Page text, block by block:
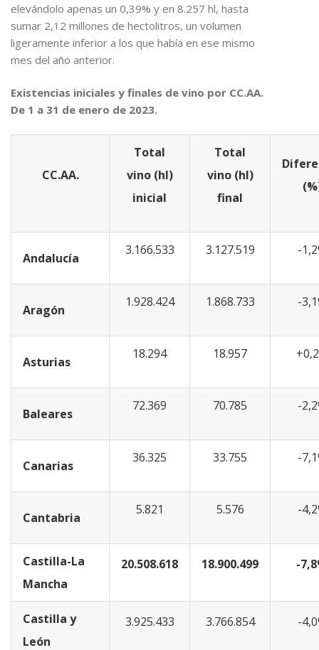
elevándolo apenas un 0,39% y en 8.257 hl, hasta
sumar 2,12 millones de hectolitros, un volumen
ligeramente inferior a los que había en ese mismo
mes del año anterior.
Existencias iniciales y finales de vino por CC.AA.
De 1 a 31 de enero de 2023.
CC.AA.
Total
vino (hl)
inicial
Total
vino (hl)
final
Andalucía
3.166.533 3.127.519 -
Aragón
1.928.424 1.868.733 -
Asturias
18.294 18.957
Baleares
72.369 70.785 -
Canarias
36.325 33.755 -
Cantabria
5.821 5.576 -
Castilla-La
Mancha
20.508.618 18.900.499 -
Castilla y
León
3.925.433 3.766.854 -